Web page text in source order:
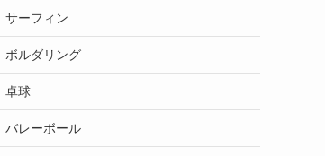
サーフィン
ボルダリング
卓球
バレーボール